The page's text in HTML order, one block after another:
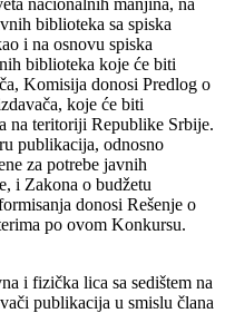
biblioteka sa spiska
i na osnovu spiska
biblioteka koje će biti
Komisija donosi Predlog o
koje će biti
na teritoriji Republike Srbije.
publikacija, odnosno
za potrebe javnih
i Zakona o budžetu
donosi Rešenje o
po ovom Konkursu.
i fizička lica sa sedištem na
publikacija u smislu člana